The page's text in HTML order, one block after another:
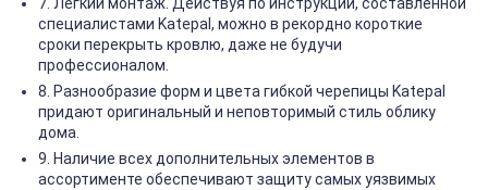
специалистами Katepal, можно в рекордно короткие
сроки перекрыть кровлю, даже не будучи
профессионалом.
8. Разнообразие форм и цвета гибкой черепицы Katepal
придают оригинальный и неповторимый стиль облику
дома.
9. Наличие всех дополнительных элементов в
ассортименте обеспечивают защиту самых уязвимых